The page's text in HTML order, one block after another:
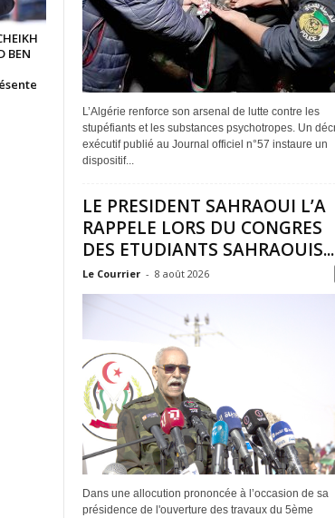
BEN
L’Algérie renforce son arsenal de lutte contre les
stupéfiants et les substances psychotropes. Un
exécutif publié au Journal officiel n°57 instaure un
dispositif...
LE PRESIDENT SAHRAOUI L’A
RAPPELE LORS DU CONGRES
DES ETUDIANTS SAHRAOUIS...
Le Courrier - 8 août 2026
Dans une allocution prononcée à l’occasion de sa
présidence de l'ouverture des travaux du 5ème